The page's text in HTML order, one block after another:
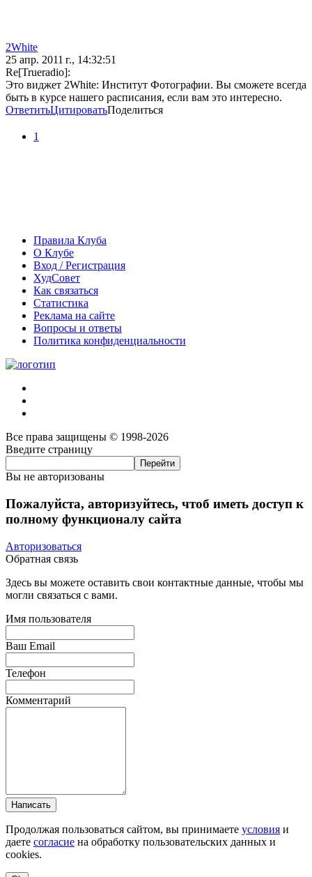
2White
25 апр. 2011 г., 14:32:51
Re[Trueradio]:
Это виджет 2White: Институт Фотографии. Вы сможете всегда
быть в курсе нашего расписания, если вам это интересно.
ОтветитьЦитироватьПоделиться
1
Правила Клуба
О Клубе
Вход / Регистрация
ХудСовет
Как связаться
Статистика
Реклама на сайте
Вопросы и ответы
Политика конфиденциальности
Все права защищены © 1998-2026
Введите страницу
Вы не авторизованы
Пожалуйста, авторизуйтесь, чтоб иметь доступ к
полному функционалу сайта
Авторизоваться
Обратная связь
Здесь вы можете оставить свои контактные данные, чтобы мы
могли связаться с вами.
Имя пользователя
Ваш Email
Телефон
Комментарий
Написать
Продолжая пользоваться сайтом, вы принимаете условия и
даете согласие на обработку пользовательских данных и
cookies.